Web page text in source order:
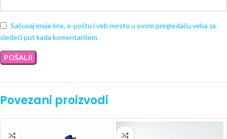
Sačuvaj moje ime, e-poštu i veb mesto u ovom pregledaču veba za
sledeći put kada komentarišem.
Povezani proizvodi